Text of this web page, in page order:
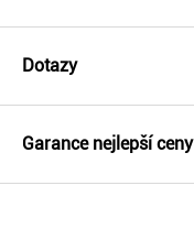
Dotazy
Garance nejlepší ceny